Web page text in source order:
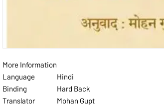
More Information
Language
Hindi
Binding
Hard Back
Translator
Mohan Gupt